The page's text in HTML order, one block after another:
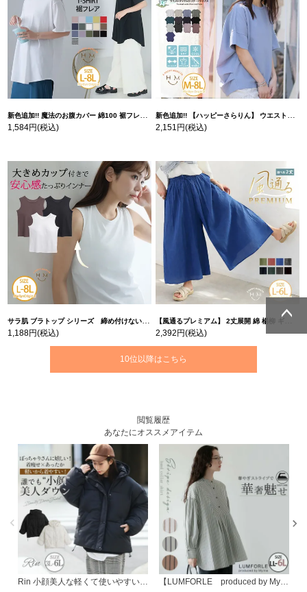
新色追加!! 魔法のお腹カバー 綿100 裾フレア Tシャツ | 大きいサイズの通販ならハッピーマリリン
1,584円(税込)
新色追加!! 【ハッピーさらりん】 ウエストタック入り スッキリ魅せ コクーントップス | 大きいサイズの通販ならハッピーマリリン
2,151円(税込)
サラ肌 ブラトップ シリーズ 締め付けない リブ タンクトップ | 大きいサイズの通販ならハッピーマリリン
1,188円(税込)
【風通るプレミアム】 2丈展開 綿 楊柳 ギャザー フレア スカンツ 【ウェストゴム】 | 大きいサイズの通販ならハッピーマリリン
2,392円(税込)
10位以降はこちら
閲覧履歴
あなたにオススメアイテム
Rin 小顔美人な軽くて使いやすい スタンドフード フェイクダウン | 大きいサイズの通販ならハッピーマリリン
【LUMFORLE produced by My:nia】ストライプ袖 ボリュームデザイン シャツ | 大きいサイズの通販ならハッピーマリリン